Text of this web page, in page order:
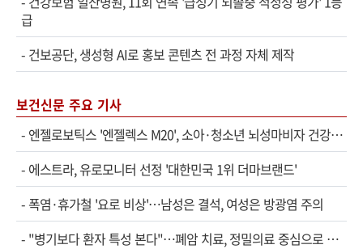
급
- 건보공단, 생성형 AI로 홍보 콘텐츠 전 과정 자체 제작
보건신문 주요 기사
- 엔젤로보틱스 '엔젤렉스 M20', 소아·청소년 뇌성마비자 건강보험 확대 적용
- 에스트라, 유로모니터 선정 '대한민국 1위 더마브랜드'
- 폭염·휴가철 '요로 비상'…남성은 결석, 여성은 방광염 주의
- "병기보다 환자 특성 본다"…폐암 치료, 정밀의료 중심으로 진화